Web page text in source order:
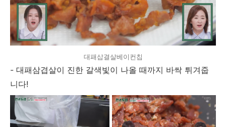
대패삽결살베이컨칩
- 대패삼겹살이 진한 갈색빛이 나올 때까지 바싹 튀겨줍
니다!